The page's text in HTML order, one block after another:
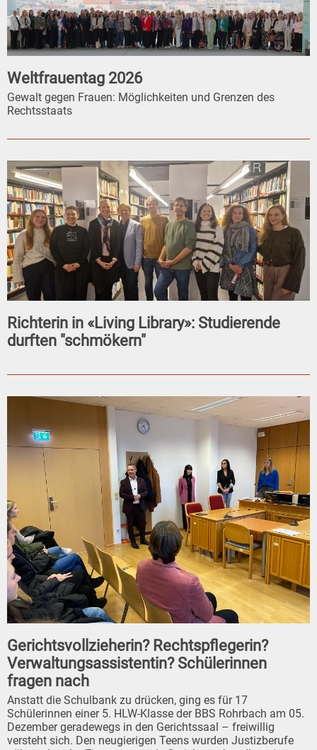
Weltfrauentag 2026
Gewalt gegen Frauen: Möglichkeiten und Grenzen des
Rechtsstaats
Richterin in «Living Library»: Studierende
durften "schmökern"
Gerichtsvollzieherin? Rechtspflegerin?
Verwaltungsassistentin? Schülerinnen
fragen nach
Anstatt die Schulbank zu drücken, ging es für 17
Schülerinnen einer 5. HLW-Klasse der BBS Rohrbach am 05.
Dezember geradewegs in den Gerichtssaal – freiwillig
versteht sich. Den neugierigen Teens wurden Justizberufe